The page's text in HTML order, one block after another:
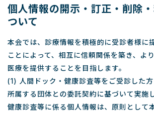
個人情報の開示・訂正・削除
ついて
本会では、診療情報を積極的に受診者様に
ことによって、相互に信頼関係を築き、よ
医療を提供することを目指します。
(1) 人間ドック・健康診査等をご受診した方
所属する団体との委託契約に基づいて実施
健康診査等に係る個人情報は、原則として